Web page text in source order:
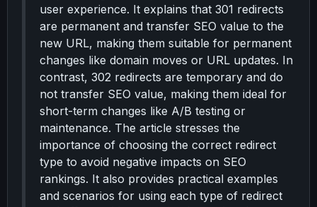
user experience. It explains that 301 redirects
are permanent and transfer SEO value to the
new URL, making them suitable for permanent
changes like domain moves or URL updates. In
contrast, 302 redirects are temporary and do
not transfer SEO value, making them ideal for
short-term changes like A/B testing or
maintenance. The article stresses the
importance of choosing the correct redirect
type to avoid negative impacts on SEO
rankings. It also provides practical examples
and scenarios for using each type of redirect